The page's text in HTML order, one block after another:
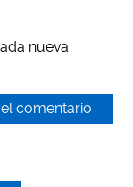
nueva